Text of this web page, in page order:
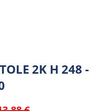
2K H 248 -